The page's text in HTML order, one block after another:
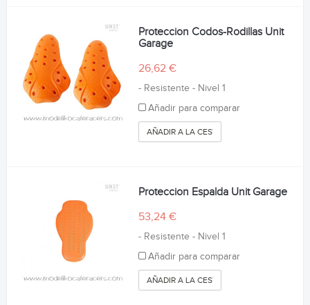
Proteccion Codos-Rodillas Unit
Garage
26,62 €
- Resistente - Nivel 1
Añadir para comparar
AÑADIR A LA CESTA
Proteccion Espalda Unit Garage
53,24 €
- Resistente - Nivel 1
Añadir para comparar
AÑADIR A LA CESTA